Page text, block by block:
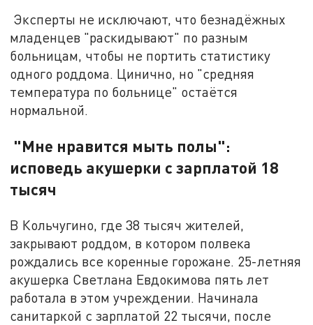
Эксперты не исключают, что безнадёжных
младенцев "раскидывают" по разным
больницам, чтобы не портить статистику
одного роддома. Цинично, но "средняя
температура по больнице" остаётся
нормальной.
"Мне нравится мыть полы":
исповедь акушерки с зарплатой 18
тысяч
В Кольчугино, где 38 тысяч жителей,
закрывают роддом, в котором полвека
рождались все коренные горожане. 25-летняя
акушерка Светлана Евдокимова пять лет
работала в этом учреждении. Начинала
санитаркой с зарплатой 22 тысячи, после